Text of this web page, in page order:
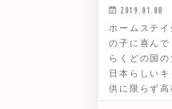
2019.01.08
ホームステ
の子に喜ん
らくどの国
日本らしい
供に限らず高